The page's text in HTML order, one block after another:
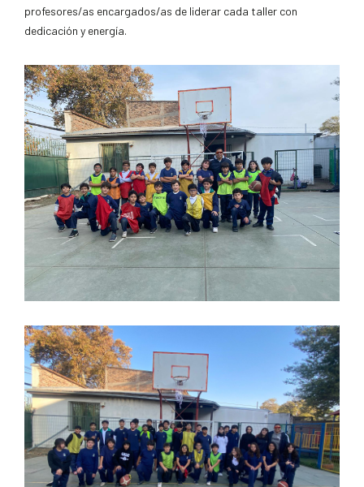
profesores/as encargados/as de liderar cada taller con
dedicación y energía.